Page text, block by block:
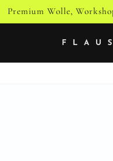
ab 79 €